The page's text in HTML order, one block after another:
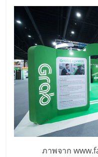
ขยาย
สา
ขา
แฟ
รน
ไชส์,ภาพจาก